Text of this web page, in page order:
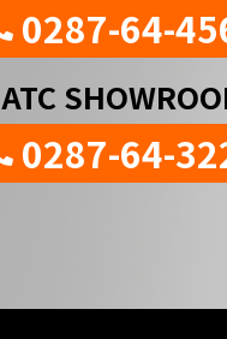
0287-64-
ATC
0287-64-